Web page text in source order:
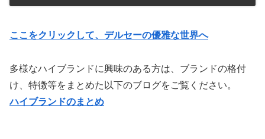
ここをクリックして、デルセーの優雅な世界へ
多様なハイブランドに興味のある方は、ブランドの格付
け、特徴等をまとめた以下のブログをご覧ください。
ハイブランドのまとめ